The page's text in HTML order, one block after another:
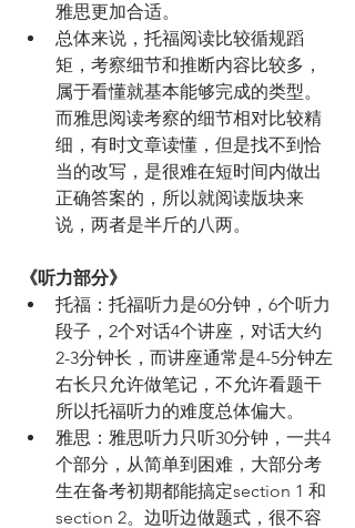
雅思更加合适。
总体来说，托福阅读比较循规蹈
矩，考察细节和推断内容比较多，
属于看懂就基本能够完成的类型。
而雅思阅读考察的细节相对比较精
细，有时文章读懂，但是找不到恰
当的改写，是很难在短时间内做出
正确答案的，所以就阅读版块来
说，两者是半斤的八两。
《听力部分》
托福：托福听力是60分钟，6个听力
段子，2个对话4个讲座，对话大约
2-3分钟长，而讲座通常是4-5分钟左
右长只允许做笔记，不允许看题干
所以托福听力的难度总体偏大。
雅思：雅思听力只听30分钟，一共4
个部分，从简单到困难，大部分考
生在备考初期都能搞定section 1 和
section 2。边听边做题式，很不容